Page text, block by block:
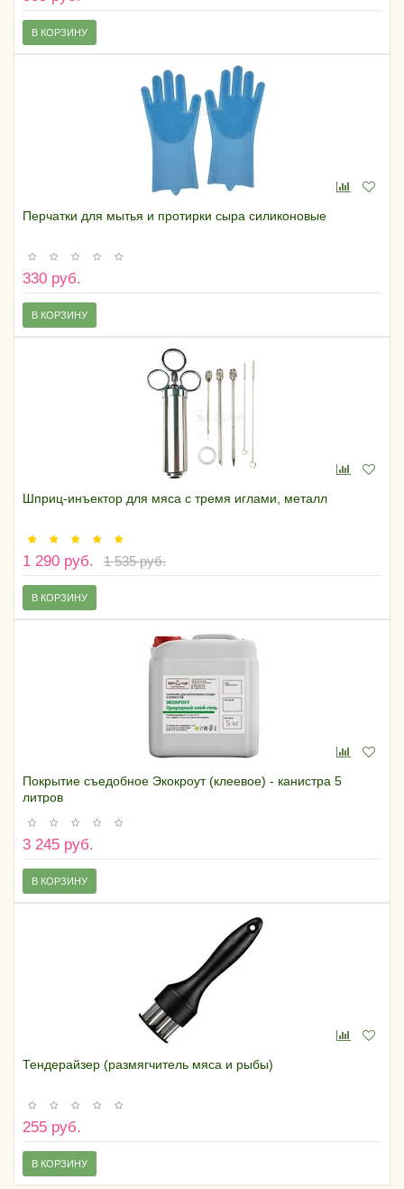
В КОРЗИНУ
Перчатки для мытья и протирки сыра силиконовые
330 руб.
В КОРЗИНУ
Шприц-инъектор для мяса с тремя иглами, металл
1 290 руб. 1 535 руб.
В КОРЗИНУ
Покрытие съедобное Экокроут (клеевое) - канистра 5
литров
3 245 руб.
В КОРЗИНУ
Тендерайзер (размягчитель мяса и рыбы)
255 руб.
В КОРЗИНУ